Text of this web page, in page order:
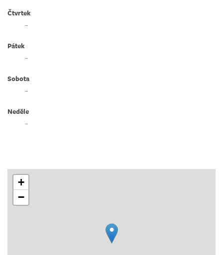
Čtvrtek
–
Pátek
–
Sobota
–
Neděle
–
+
−